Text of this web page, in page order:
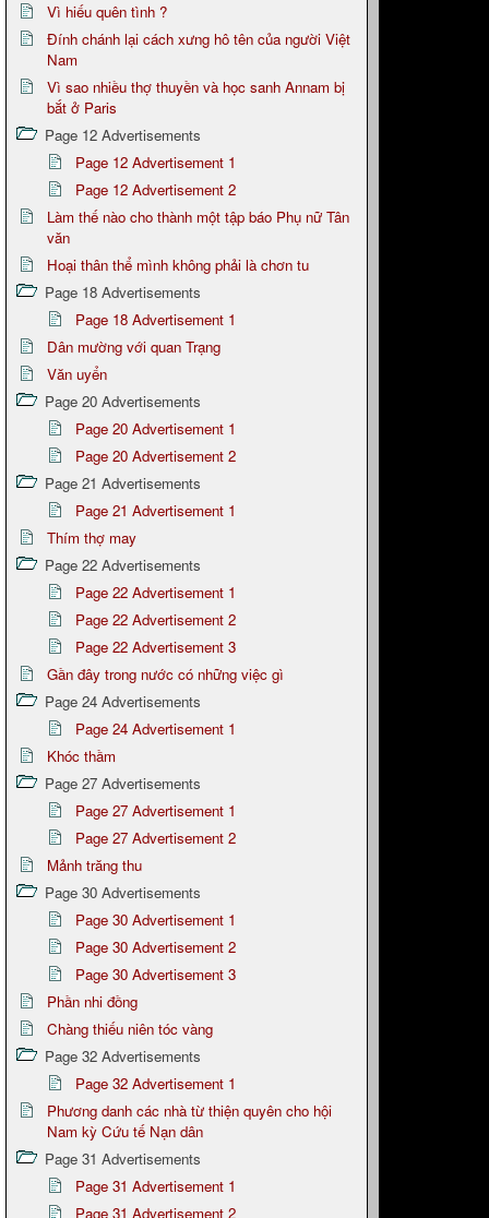
Vì hiếu quên tình ?
Đính chánh lại cách xưng hô tên của người Việt
Nam
Vì sao nhiều thợ thuyền và học sanh Annam bị
bắt ở Paris
Page 12 Advertisements
Page 12 Advertisement 1
Page 12 Advertisement 2
Làm thế nào cho thành một tập báo Phụ nữ Tân
văn
Hoại thân thể mình không phải là chơn tu
Page 18 Advertisements
Page 18 Advertisement 1
Dân mường với quan Trạng
Văn uyển
Page 20 Advertisements
Page 20 Advertisement 1
Page 20 Advertisement 2
Page 21 Advertisements
Page 21 Advertisement 1
Thím thợ may
Page 22 Advertisements
Page 22 Advertisement 1
Page 22 Advertisement 2
Page 22 Advertisement 3
Gần đây trong nước có những việc gì
Page 24 Advertisements
Page 24 Advertisement 1
Khóc thầm
Page 27 Advertisements
Page 27 Advertisement 1
Page 27 Advertisement 2
Mảnh trăng thu
Page 30 Advertisements
Page 30 Advertisement 1
Page 30 Advertisement 2
Page 30 Advertisement 3
Phần nhi đồng
Chàng thiếu niên tóc vàng
Page 32 Advertisements
Page 32 Advertisement 1
Phương danh các nhà từ thiện quyên cho hội
Nam kỳ Cứu tế Nạn dân
Page 31 Advertisements
Page 31 Advertisement 1
Page 31 Advertisement 2